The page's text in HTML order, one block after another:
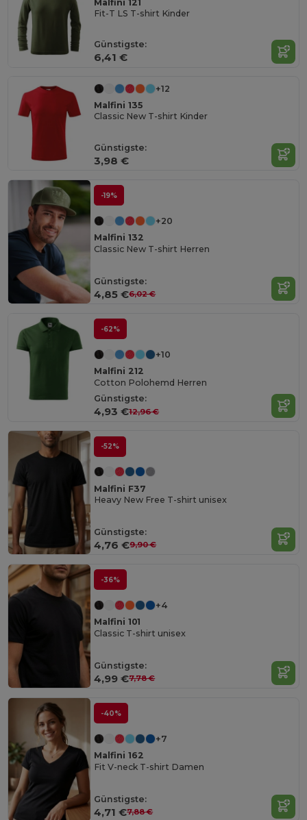
Malfini 121
Fit-T LS T-shirt Kinder
Günstigste:
6,41 €
+12
Malfini 135
Classic New T-shirt Kinder
Günstigste:
3,98 €
-19%
+20
Malfini 132
Classic New T-shirt Herren
Günstigste:
4,85 €6,02 €
-62%
+10
Malfini 212
Cotton Polohemd Herren
Günstigste:
4,93 €12,96 €
-52%
Malfini F37
Heavy New Free T-shirt unisex
Günstigste:
4,76 €9,90 €
-36%
+4
Malfini 101
Classic T-shirt unisex
Günstigste:
4,99 €7,78 €
-40%
+7
Malfini 162
Fit V-neck T-shirt Damen
Günstigste:
4,71 €7,88 €